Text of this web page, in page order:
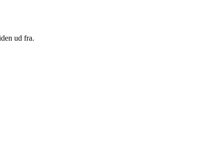
ud fra.